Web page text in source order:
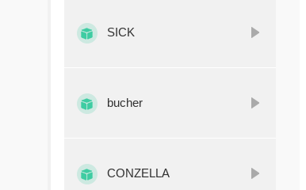
SICK
bucher
CONZELLA